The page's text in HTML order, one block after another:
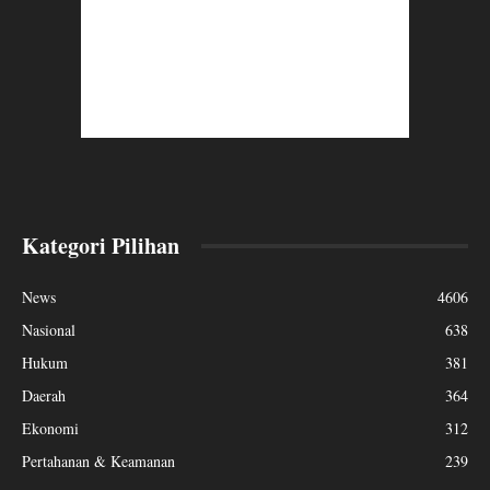
Kategori Pilihan
News
4606
Nasional
638
Hukum
381
Daerah
364
Ekonomi
312
Pertahanan & Keamanan
239